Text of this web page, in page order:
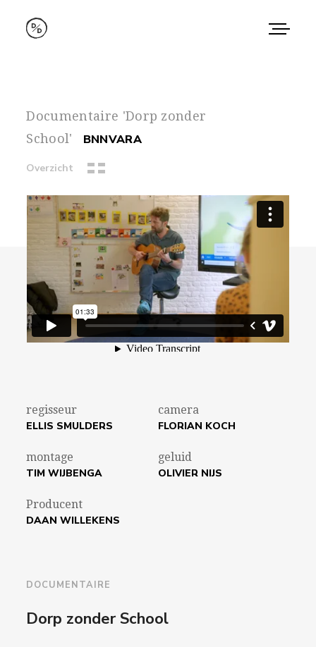
Work
Contact
Instagram
Vimeo
Documentaire 'Dorp zonder
School'
BNNVARA
Overzicht
regisseur
ELLIS SMULDERS
camera
FLORIAN KOCH
montage
TIM WIJBENGA
geluid
OLIVIER NIJS
Producent
DAAN WILLEKENS
DOCUMENTAIRE
Dorp zonder School